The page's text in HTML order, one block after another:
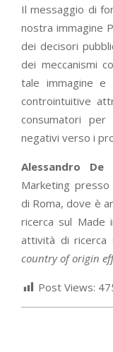
Il messaggio di
nostra immagine
dei decisori
dei meccanismi
tale immagine e
controintuitive
consumatori per
negativi verso i
Alessandro De
Marketing presso
di Roma, dove è
ricerca sul Made
attività di ricerca
country of origin
Post Views: